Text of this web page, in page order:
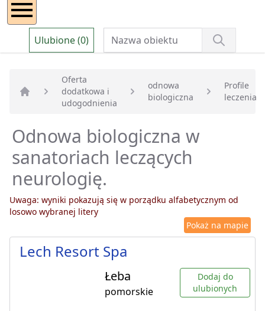
Ulubione (0)
Strona główna
Oferta
dodatkowa i
udogodnienia
odnowa
biologiczna
Profile
leczenia
Odnowa biologiczna w
sanatoriach leczących
neurologię.
Uwaga: wyniki pokazują się w porządku alfabetycznym od
losowo wybranej litery
Pokaż na mapie
Lech Resort Spa
Łeba
pomorskie
Dodaj do
ulubionych